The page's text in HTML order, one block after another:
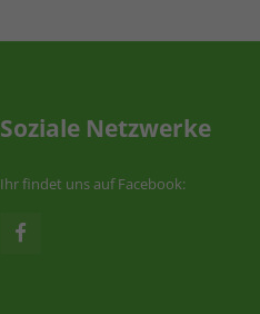
Soziale Netzwerke
Ihr findet uns auf Facebook: